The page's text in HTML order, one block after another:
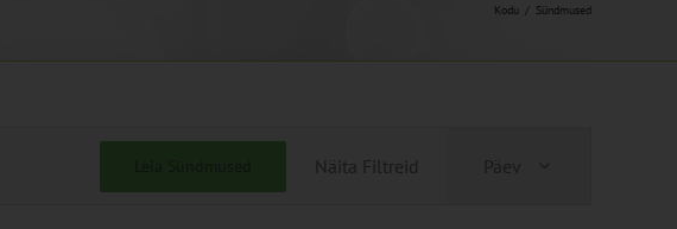
Kodu Sündmused
Näita Filtreid
Views
Päev